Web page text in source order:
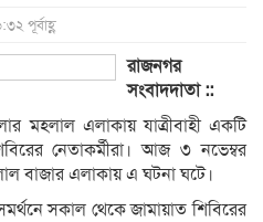
পূর্বাহ্ণ
রাজনগর
সংবাদদাতা ::
মহলাল এলাকায় যাত্রীবাহী একটি
নেতাকর্মীরা। আজ ৩ নভেম্বর
বাজার এলাকায় এ ঘটনা ঘটে।
সকাল থেকে জামায়াত শিবিরের